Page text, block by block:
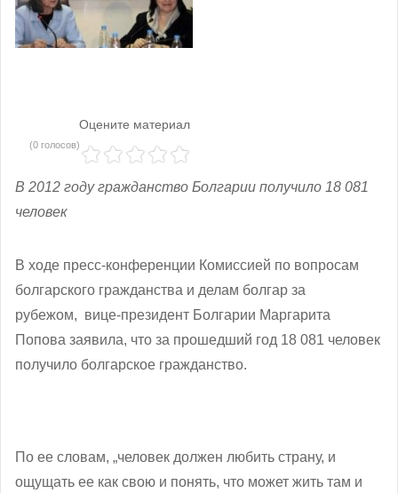
Оцените материал
(0 голосов)
В 2012 году гражданство Болгарии получило 18 081
человек
В ходе пресс-конференции Комиссией по вопросам
болгарского гражданства и делам болгар за
рубежом, вице-президент Болгарии Маргарита
Попова заявила, что за прошедший год 18 081 человек
получило болгарское гражданство.
По ее словам, „человек должен любить страну, и
ощущать ее как свою и понять, что может жить там и